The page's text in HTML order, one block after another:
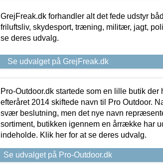
GrejFreak.dk forhandler alt det fede udstyr
friluftsliv, skydesport, træning, militær, jagt,
se deres udvalg.
Se udvalget på GrejFreak.dk
Pro-Outdoor.dk startede som en lille butik der
efteråret 2014 skiftede navn til Pro Outdoor.
svær beslutning, men det nye navn
sortiment, butikken igennem en årrække har
indeholde. Klik her for at se deres udvalg.
Se udvalget på Pro-Outdoor.dk